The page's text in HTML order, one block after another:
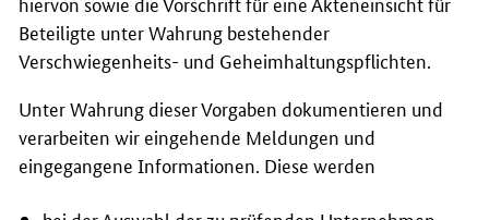
Beteiligte unter Wahrung bestehender
Verschwiegenheits- und Geheimhaltungspflichten.
Unter Wahrung dieser Vorgaben dokumentieren und
verarbeiten wir eingehende Meldungen und
eingegangene Informationen. Diese werden